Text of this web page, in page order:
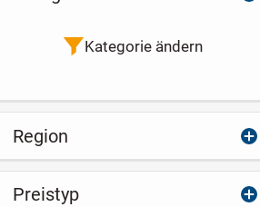
Architektenhaus
Kategorie ändern
Region
Preistyp